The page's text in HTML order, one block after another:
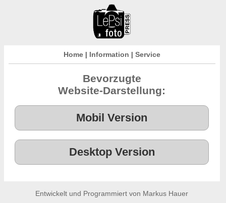
Home| Information | Service
Bevorzugte
Website-Darstellung:
Entwickelt und Programmiert von Markus Hauer